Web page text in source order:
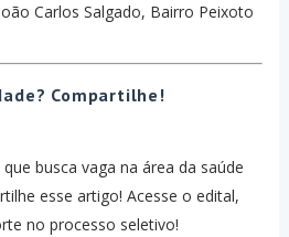
Carlos Salgado, Bairro Peixoto
Compartilhe!
busca vaga na área da saúde
esse artigo! Acesse o edital,
no processo seletivo!